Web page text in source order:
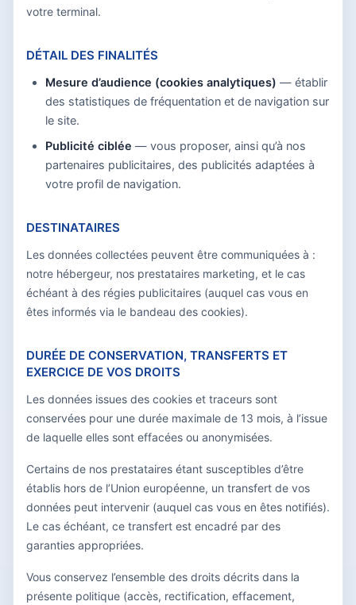
votre terminal.
DÉTAIL DES FINALITÉS
Mesure d’audience (cookies analytiques) — établir
des statistiques de fréquentation et de navigation sur
le site.
Publicité ciblée — vous proposer, ainsi qu’à nos
partenaires publicitaires, des publicités adaptées à
votre profil de navigation.
DESTINATAIRES
Les données collectées peuvent être communiquées à :
notre hébergeur, nos prestataires marketing, et le cas
échéant à des régies publicitaires (auquel cas vous en
êtes informés via le bandeau des cookies).
DURÉE DE CONSERVATION, TRANSFERTS ET
EXERCICE DE VOS DROITS
Les données issues des cookies et traceurs sont
conservées pour une durée maximale de 13 mois, à l’issue
de laquelle elles sont effacées ou anonymisées.
Certains de nos prestataires étant susceptibles d’être
établis hors de l’Union européenne, un transfert de vos
données peut intervenir (auquel cas vous en êtes notifiés).
Le cas échéant, ce transfert est encadré par des
garanties appropriées.
Vous conservez l’ensemble des droits décrits dans la
présente politique (accès, rectification, effacement,